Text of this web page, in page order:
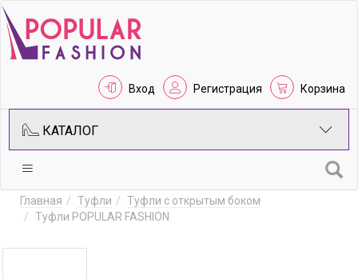
Вход Регистрация Корзина
КАТАЛОГ
Главная Туфли
Туфли с открытым боком
Туфли POPULAR FASHION